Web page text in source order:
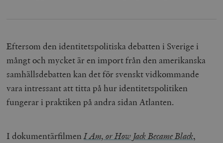
Eftersom den identitetspolitiska debatten i Sverige i
mångt och mycket är en import från den amerikanska
samhällsdebatten kan det för svenskt vidkommande
vara intressant att titta på hur identitetspolitiken
fungerar i praktiken på andra sidan Atlanten.
I dokumentärfilmenI Am, or How Jack Became Black,